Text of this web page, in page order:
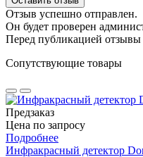
Отзыв успешно отправлен.
Он будет проверен
Перед публикацией
Сопутствующие товары
Предзаказ
Цена по запросу
Подробнее
Инфракрасный детектор